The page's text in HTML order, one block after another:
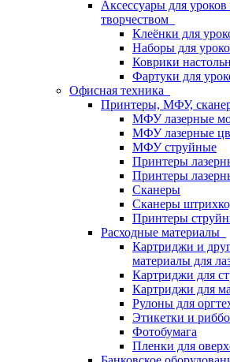
Аксессуары для уроков
творчеством
Клеёнки для
Наборы для
Коврики
Фартуки для
Офисная техника
Принтеры, МФУ,
МФУ лазерные
МФУ лазерные
МФУ струйные
Принтеры
Принтеры
Сканеры
Сканеры
Принтеры
Расходные материалы
Картриджи и
материалы для
Картриджи для
Картриджи для
Рулоны для
Этикетки и
Фотобумага
Пленки для